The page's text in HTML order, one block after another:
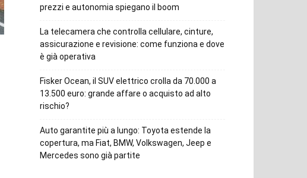
prezzi e autonomia spiegano il boom
La telecamera che controlla cellulare, cinture,
assicurazione e revisione: come funziona e dove
è già operativa
Fisker Ocean, il SUV elettrico crolla da 70.000 a
13.500 euro: grande affare o acquisto ad alto
rischio?
Auto garantite più a lungo: Toyota estende la
copertura, ma Fiat, BMW, Volkswagen, Jeep e
Mercedes sono già partite